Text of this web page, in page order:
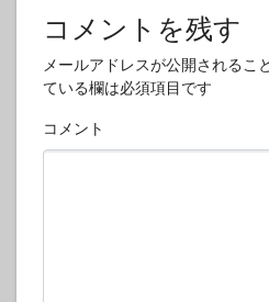
コメントを残す
メールアドレスが公開されるこ
ている欄は必須項目です
コメント